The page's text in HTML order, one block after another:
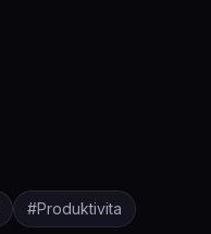
#Produktivita